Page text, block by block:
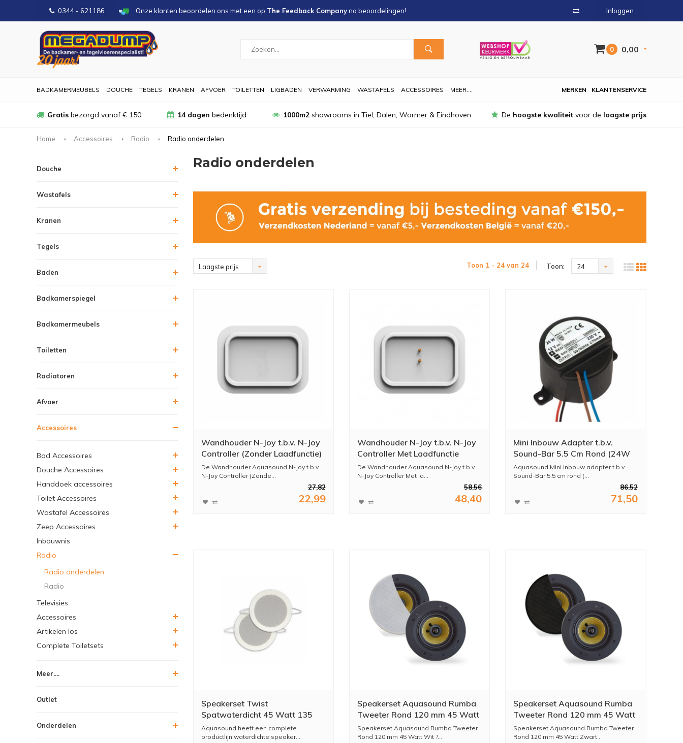
0344 - 621186 Onze klanten beoordelen ons met een op The Feedback Companyna beoordelingen! Inloggen
0 0,00
BADKAMERMEUBELS DOUCHE TEGELS KRANEN AFVOER TOILETTEN LIGBADEN VERWARMING WASTAFELS ACCESSOIRES MEER.... KLANTENSERVICE
MERKEN
Gratis bezorgd vanaf € 150 14 dagen bedenktijd 1000m2showrooms in Tiel, Dalen, Wormer & Eindhoven De hoogste kwaliteit voor de laagste prijs
Home Accessoires Radio Radio onderdelen
Douche
Wastafels
Kranen
Tegels
Baden
Badkamerspiegel
Badkamermeubels
Toiletten
Radiatoren
Afvoer
Accessoires
Bad Accessoires
Douche Accessoires
Handdoek accessoires
Toilet Accessoires
Wastafel Accessoires
Zeep Accessoires
Inbouwnis
Radio
Radio onderdelen
Radio
Televisies
Accessoires
Artikelen los
Complete Toiletsets
Meer....
Outlet
Onderdelen
Radio onderdelen
Laagste prijs Toon 1 - 24 van 24 Toon: 24
Wandhouder N-Joy t.b.v. N-Joy
Controller (Zonder Laadfunctie)
De Wandhouder Aquasound N-Joy t.b.v.
N-Joy Controller (Zonde...
27,82
22,99
Wandhouder N-Joy t.b.v. N-Joy
Controller Met Laadfunctie
De Wandhouder Aquasound N-Joy t.b.v.
N-Joy Controller Met la...
58,56
48,40
Mini Inbouw Adapter t.b.v.
Sound-Bar 5.5 Cm Rond (24W
/12V)
Aquasound Mini inbouw adapter t.b.v.
Sound-Bar 5.5 cm rond (...
86,52
71,50
Speakerset Twist
Spatwaterdicht 45 Watt 135
Mm Wit (Ral 9016)
Aquasound heeft een complete
productlijn waterdichte speaker...
Speakerset Aquasound Rumba
Tweeter Rond 120 mm 45 Watt
Wit
Speakerset Aquasound Rumba Tweeter
Rond 120 mm 45 Watt Wit ?...
Speakerset Aquasound Rumba
Tweeter Rond 120 mm 45 Watt
Zwart
Speakerset Aquasound Rumba Tweeter
Rond 120 mm 45 Watt Zwart...